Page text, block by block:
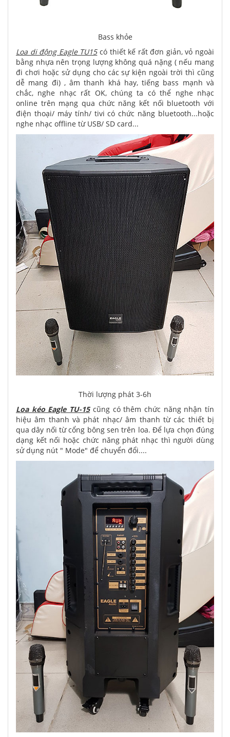
Bass khỏe
Loa di động Eagle TU15có thiết kế rất đơn giản, vỏ ngoài
bằng nhựa nên trọng lượng không quá nặng ( nếu mang
đi chơi hoặc sử dụng cho các sự kiện ngoài trời thì cũng
dễ mang đi) , âm thanh khá hay, tiếng bass mạnh và
chắc, nghe nhạc rất OK, chúng ta có thể nghe nhạc
online trên mạng qua chức năng kết nối bluetooth với
điện thoại/ máy tính/ tivi có chức năng bluetooth...hoặc
nghe nhạc offline từ USB/ SD card...
Thời lượng phát 3-6h
Loa kéo Eagle TU-15cũng có thêm chức năng nhận tín
hiệu âm thanh và phát nhạc/ âm thanh từ các thiết bị
qua dây nối từ cổng bông sen trên loa. Để lựa chọn đúng
dạng kết nối hoặc chức năng phát nhạc thì người dùng
sử dụng nút " Mode" để chuyển đổi....